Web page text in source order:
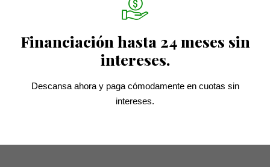
Financiación hasta 24 meses sin
intereses.
Descansa ahora y paga cómodamente en cuotas sin
intereses.